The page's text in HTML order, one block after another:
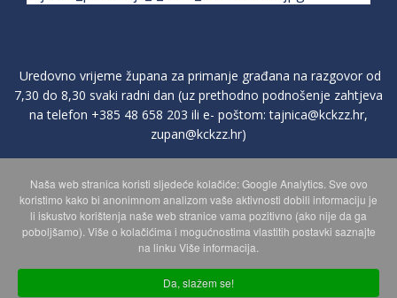
Uredovno vrijeme župana za primanje građana na razgovor od
7,30 do 8,30 svaki radni dan (uz prethodno podnošenje zahtjeva
na telefon +385 48 658 203 ili e- poštom:tajnica@kckzz.hr,
zupan@kckzz.hr)
POLITIKA ZAŠTITE PRIVATNOSTI OSOBNIH PODATAKA
MAPA WEBA
Naša web stranica koristi sljedeće kolačiće: Google Analytics. Sve ovo
koristimo kako bi anonimnom analizom vaše aktivnosti dobili informaciju je
li iskustvo korištenja naše web stranice vama pozitivno (ako nije da ga
poboljšamo). Više o kolačićima i mogućnostima vlastitih postavki saznajte
na linku Više informacija.
Da, slažem se!